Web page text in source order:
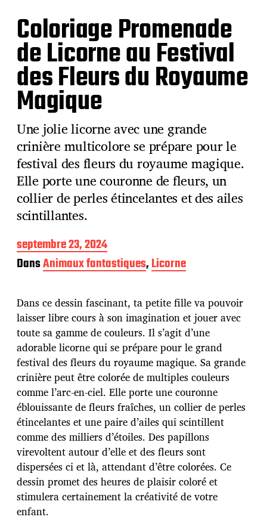
Coloriage Promenade
de Licorne au Festival
des Fleurs du Royaume
Magique
Une jolie licorne avec une grande
crinière multicolore se prépare pour le
festival des fleurs du royaume magique.
Elle porte une couronne de fleurs, un
collier de perles étincelantes et des ailes
scintillantes.
D
a
t
e
p
u
b
l
i
c
a
t
i
o
n
septembre 23, 2024
DansAnimaux fantastiques,Licorne
Dans ce dessin fascinant, ta petite fille va pouvoir
laisser libre cours à son imagination et jouer avec
toute sa gamme de couleurs. Il s’agit d’une
adorable licorne qui se prépare pour le grand
festival des fleurs du royaume magique. Sa grande
crinière peut être colorée de multiples couleurs
comme l’arc-en-ciel. Elle porte une couronne
éblouissante de fleurs fraîches, un collier de perles
étincelantes et une paire d’ailes qui scintillent
comme des milliers d’étoiles. Des papillons
virevoltent autour d’elle et des fleurs sont
dispersées ci et là, attendant d’être colorées. Ce
dessin promet des heures de plaisir coloré et
stimulera certainement la créativité de votre
enfant.